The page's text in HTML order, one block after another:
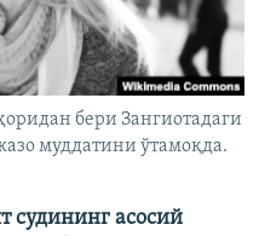
бери Зангиотадаги
муддатини ўтамоқда.
судининг асосий